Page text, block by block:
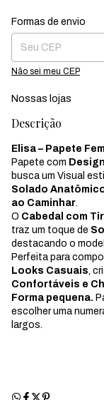
Entregas para o CEP:
Formas de envio
Não sei meu CEP
Nossas lojas
Descrição
Elisa – Papete
Papete com
busca um Visual
Solado
ao Caminhar.
O Cabedal com
traz um toque de
destacando o
Perfeita para
Looks Casuais,
Confortáveis e
Forma pequena.
escolher uma
largos.